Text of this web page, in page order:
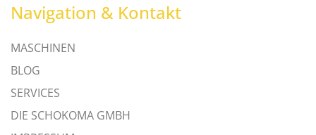
Navigation & Kontakt
MASCHINEN
BLOG
SERVICES
DIE SCHOKOMA GMBH